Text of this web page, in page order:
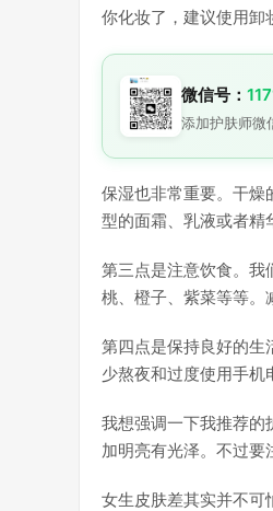
你化妆了，建议使用卸
微信号：
添加护肤师微
保湿也非常重要。干燥
型的面霜、乳液或者精
第三点是注意饮食。我
桃、橙子、紫菜等等。
第四点是保持良好的生
少熬夜和过度使用手机
我想强调一下我推荐
加明亮有光泽。不过要
女生皮肤差其实并不可